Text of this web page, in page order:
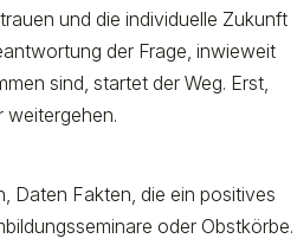
und die individuelle Zukunft
der Frage, inwieweit
sind, startet der Weg. Erst,
weitergehen.
Daten Fakten, die ein positives
oder Obstkörbe.